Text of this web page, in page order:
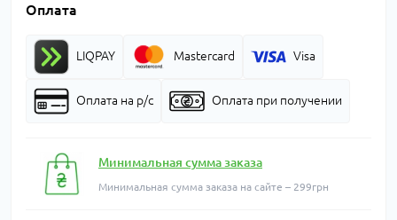
Оплата
LIQPAY Mastercard Visa
Оплата на р/с Оплата при получении
Минимальная сумма заказа
Минимальная сумма заказа на сайте – 299грн